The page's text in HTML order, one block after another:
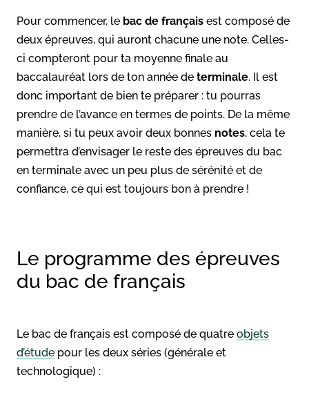
Pour commencer, le bac de français est composé de
deux épreuves, qui auront chacune une note. Celles-
ci compteront pour ta moyenne finale au
baccalauréat lors de ton année de terminale. Il est
donc important de bien te préparer : tu pourras
prendre de l’avance en termes de points. De la même
manière, si tu peux avoir deux bonnes notes, cela te
permettra d’envisager le reste des épreuves du bac
en terminale avec un peu plus de sérénité et de
confiance, ce qui est toujours bon à prendre !
Le programme des épreuves
du bac de français
Le bac de français est composé de quatre objets
d’étude pour les deux séries (générale et
technologique) :